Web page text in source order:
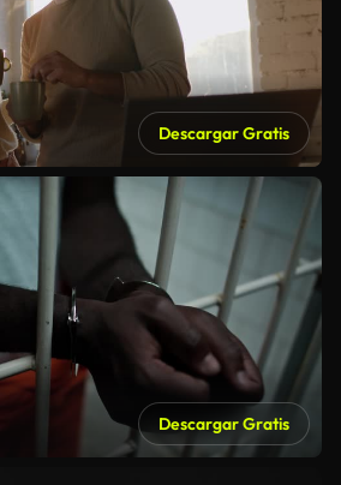
Descargar Gratis
Descargar Gratis